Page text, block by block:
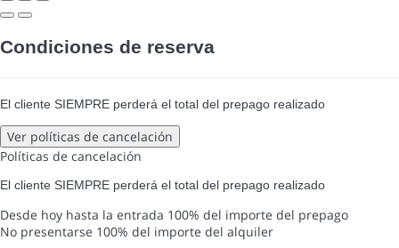
Condiciones de reserva
El cliente SIEMPRE perderá el total del prepago realizado
Ver políticas de cancelación
Políticas de cancelación
El cliente SIEMPRE perderá el total del prepago realizado
Desde hoy hasta la entrada 100% del importe del prepago
No presentarse 100% del importe del alquiler